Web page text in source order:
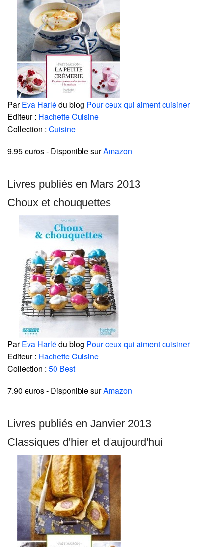
ParEva Harlédu blog Pour ceux qui aiment cuisiner
Editeur : Hachette Cuisine
Collection : Cuisine
9.95 euros- Disponible surAmazon
Livres publiés en Mars 2013
Choux et chouquettes
ParEva Harlédu blog Pour ceux qui aiment cuisiner
Editeur : Hachette Cuisine
Collection : 50 Best
7.90 euros- Disponible surAmazon
Livres publiés en Janvier 2013
Classiques d'hier et d'aujourd'hui